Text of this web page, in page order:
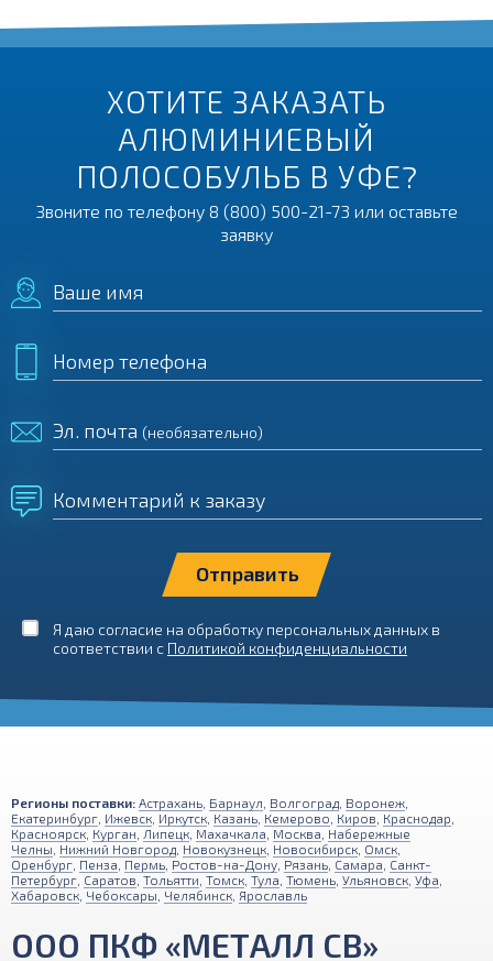
ХОТИТЕ ЗАКАЗАТЬ
АЛЮМИНИЕВЫЙ
ПОЛОСОБУЛЬБ В УФЕ?
Звоните по телефону 8 (800) 500-21-73 или оставьте
заявку
Ваше имя
Номер телефона
Эл. почта (необязательно)
Комментарий к заказу
Я даю согласие на обработку персональных данных в
соответствии с Политикой конфиденциальности
Регионы поставки: Астрахань Барнаул Волгоград Воронеж
Екатеринбург Ижевск Иркутск Казань Кемерово Киров Краснодар
Красноярск Курган Липецк Махачкала Москва Набережные
Челны Нижний Новгород Новокузнецк Новосибирск Омск
Оренбург Пенза Пермь Ростов-на-Дону Рязань Самара Санкт-
Петербург Саратов Тольятти Томск Тула Тюмень Ульяновск Уфа
Хабаровск Чебоксары Челябинск Ярославль
ООО ПКФ «МЕТАЛЛ СВ»